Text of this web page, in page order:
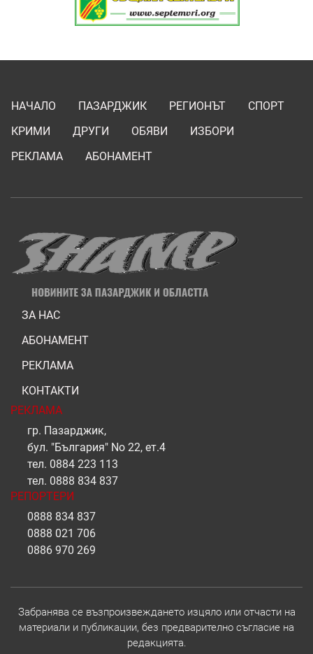
НАЧАЛО ПАЗАРДЖИК РЕГИОНЪТ
СПОРТ
КРИМИ
ДРУГИ ОБЯВИ
ИЗБОРИ
РЕКЛАМА
АБОНАМЕНТ
ЗА НАС
АБОНАМЕНТ
РЕКЛАМА
КОНТАКТИ
РЕКЛАМА
гр. Пазарджик,
бул. "България" No 22, ет.4
тел. 0884 223 113
тел. 0888 834 837
РЕПОРТЕРИ
0888 834 837
0888 021 706
0886 970 269
Забранява се възпроизвеждането изцяло или отчасти на
материали и публикации, без предварително съгласие на
редакцията.